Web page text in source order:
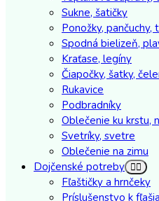
Sukne, šatičky
Ponožky, pančuchy,
Spodná bielizeň,
Kraťase, legíny
Čiapočky, šatky,
Rukavice
Podbradníky
Oblečenie ku krstu,
Svetríky, svetre
Oblečenie na zimu
Dojčenské potreby
Fľaštičky a hrnčeky
Príslušenstvo k